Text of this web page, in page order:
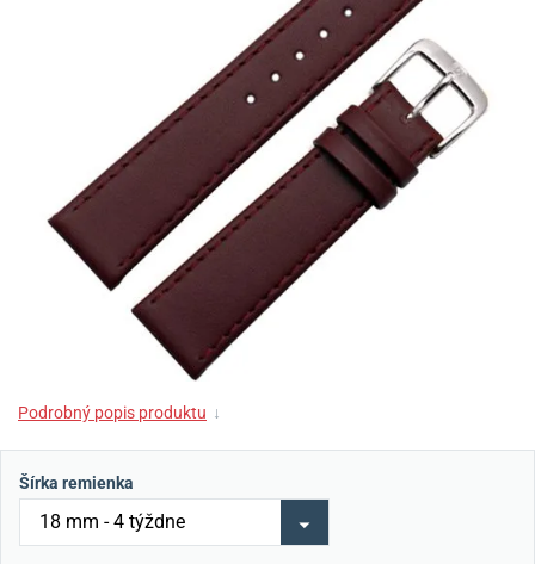
Podrobný popis produktu ↓
Šírka remienka